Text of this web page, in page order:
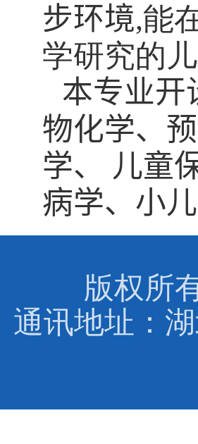
步环境,能
学研究的
本专业开
物化学、
学、 儿童
病学、小
版权所
通讯地址：